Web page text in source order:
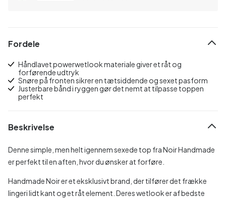
Fordele
Håndlavet powerwetlook materiale giver et råt og
forførende udtryk
Snøre på fronten sikrer en tætsiddende og sexet pasform
Justerbare bånd i ryggen gør det nemt at tilpasse toppen
perfekt
Beskrivelse
Denne simple, men helt igennem sexede top fra Noir Handmade
er perfekt til en aften, hvor du ønsker at forføre.
Handmade Noir er et eksklusivt brand, der tilfører det frække
lingeri lidt kant og et råt element. Deres wetlook er af bedste